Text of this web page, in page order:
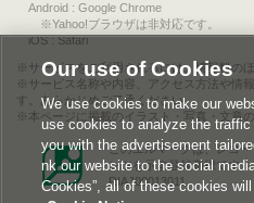
Android : Google Chrome
※Yahoo!ブラウザは非対応です。
iOS : Safari
サービスをご利用されるには、情報料の
サービス名称や内容、アクセス方法や情
す。あらかじめご了承ください。
本ページに掲載のイラスト・写真・文章
このエルマークは、レコ
ンツを示す登録商標です。
RIAJ00013011
Our use of Cookies
We use cookies to make our
use cookies to analyze the
you with the advertisement
nk our website to the social
Cookies”, all of these cookies